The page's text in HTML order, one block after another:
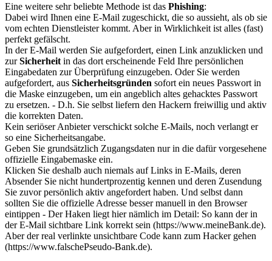
Eine weitere sehr beliebte Methode ist das Phishing:
Dabei wird Ihnen eine E-Mail zugeschickt, die so aussieht, als ob sie
vom echten Dienstleister kommt. Aber in Wirklichkeit ist alles (fast)
perfekt gefälscht.
In der E-Mail werden Sie aufgefordert, einen Link anzuklicken und
zurSicherheit in das dort erscheinende Feld Ihre persönlichen
Eingabedaten zur Überprüfung einzugeben. Oder Sie werden
aufgefordert, aus Sicherheitsgründen sofort ein neues Passwort in
die Maske einzugeben, um ein angeblich altes gehacktes Passwort
zu ersetzen. - D.h. Sie selbst liefern den Hackern freiwillig und aktiv
die korrekten Daten.
Kein seriöser Anbieter verschickt solche E-Mails, noch verlangt er
so eine Sicherheitsangabe.
Geben Sie grundsätzlich Zugangsdaten nur in die dafür vorgesehene
offizielle Eingabemaske ein.
Klicken Sie deshalb auch niemals auf Links in E-Mails, deren
Absender Sie nicht hundertprozentig kennen und deren Zusendung
Sie zuvor persönlich aktiv angefordert haben. Und selbst dann
sollten Sie die offizielle Adresse besser manuell in den Browser
eintippen - Der Haken liegt hier nämlich im Detail: So kann der in
der E-Mail sichtbare Link korrekt sein (https://www.meineBank.de).
Aber der real verlinkte unsichtbare Code kann zum Hacker gehen
(https://www.falschePseudo-Bank.de).